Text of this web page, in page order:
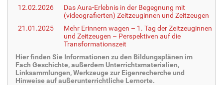
12.02.2026
Das Aura-Erlebnis in der Begegnung mit
(videografierten) Zeitzeuginnen und Zeitzeugen
21.01.2025
Mehr Erinnern wagen – 1. Tag der Zeitzeuginnen
und Zeitzeugen – Perspektiven auf die
Transformationszeit
Hier finden Sie Informationen zu den Bildungsplänen im
Fach Geschichte, außerdem Unterrichtsmaterialien,
Linksammlungen, Werkzeuge zur Eigenrecherche und
Hinweise auf außerunterrichtliche Lernorte.